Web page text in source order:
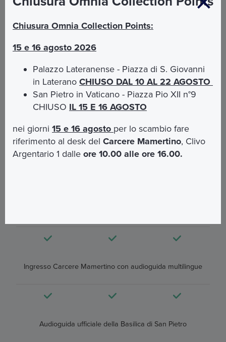
Via telefono o e-mail il Customer
OMNIA 72H
€ 149
OMNIA 24H
€ 69
OMNIA SMART
€ 99
Ingresso Carcere Mamertino con audioguida multilingue
Audioguida ufficiale della Basilica di San Pietro
Chiusura Omnia Collection Points:
15 e 16 agosto 2026
Palazzo Lateranense - Piazza di S. Giovanni
in LateranoCHIUSO DAL 10 AL 22 AGOSTO
San Pietro in Vaticano - Piazza Pio XII n°9
CHIUSO IL 15 E 16 AGOSTO
nei giorni15 e 16 agosto per lo scambio fare
riferimento al desk delCarcere Mamertino, Clivo
Argentario 1 dalleore 10.00 alle ore 16.00.